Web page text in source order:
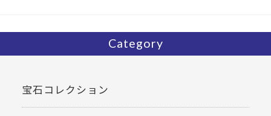
Category
宝石コレクション